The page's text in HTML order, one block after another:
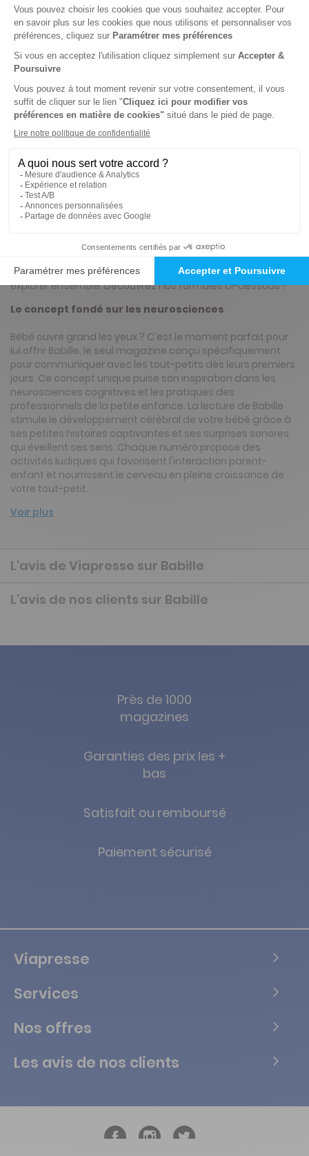
les codes promotionnels ne sont pas
valables sur ce titre.
Présentation du magazine Babille
Un magazine pour lire et jouer avec son bébé
Découvrez le magazine Babille, conçu spécialement pour
communiquer avec votre bébé dès la naissance ! Avec ses
lecture devient un moment de partage privilégié qui
stimule l'éveil de votre tout-petit. Jeux de doigts,
comptines et histoires adaptées : un trésor d'activités à
explorer ensemble. Découvrez nos formules ci-dessous !
Le concept fondé sur les neurosciences
Bébé ouvre grand les yeux ? C'est le moment parfait pour
lui offrir Babille, le seul magazine conçu spécifiquement
pour communiquer avec les tout-petits dès leurs premiers
jours. Ce concept unique puise son inspiration dans les
neurosciences cognitives et les pratiques des
professionnels de la petite enfance. La lecture de Babille
stimule le développement cérébral de votre bébé grâce à
ses petites histoires captivantes et ses surprises sonores
qui éveillent ses sens. Chaque numéro propose des
activités ludiques qui favorisent l'interaction parent-
enfant et nourrissent le cerveau en pleine croissance de
votre tout-petit.
Voir plus
L'avis de Viapresse sur Babille
L'avis de nos clients sur Babille
Près de 1000
magazines
Garanties des prix les +
bas
Satisfait ou remboursé
Paiement sécurisé
Viapresse
Services
Nos offres
Les avis de nos clients